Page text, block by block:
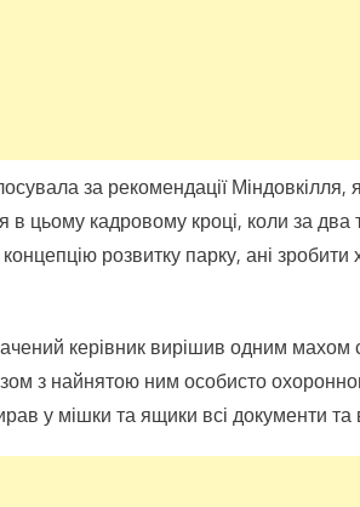
за рекомендації Міндовкілля,
в цьому кадровому кроці, коли за
розвитку парку, ані
керівник вирішив одним
з найнятою ним особисто
у мішки та ящики всі документи